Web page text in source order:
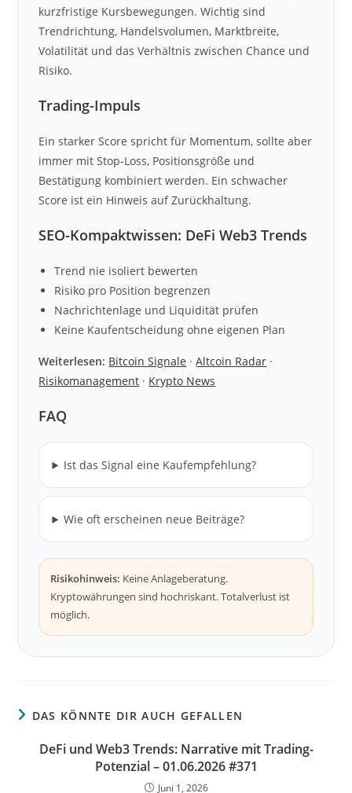
kurzfristige Kursbewegungen. Wichtig sind
Trendrichtung, Handelsvolumen, Marktbreite,
Volatilität und das Verhältnis zwischen Chance und
Risiko.
Trading-Impuls
Ein starker Score spricht für Momentum, sollte aber
immer mit Stop-Loss, Positionsgröße und
Bestätigung kombiniert werden. Ein schwacher
Score ist ein Hinweis auf Zurückhaltung.
SEO-Kompaktwissen: DeFi Web3 Trends
Trend nie isoliert bewerten
Risiko pro Position begrenzen
Nachrichtenlage und Liquidität prüfen
Keine Kaufentscheidung ohne eigenen Plan
Weiterlesen: Bitcoin Signale ·Altcoin Radar ·
Risikomanagement · Krypto News
FAQ
Ist das Signal eine Kaufempfehlung?
Wie oft erscheinen neue Beiträge?
Risikohinweis: Keine Anlageberatung.
Kryptowährungen sind hochriskant. Totalverlust ist
möglich.
DAS KÖNNTE DIR AUCH GEFALLEN
DeFi und Web3 Trends: Narrative mit Trading-
Potenzial – 01.06.2026 #371
Juni 1, 2026